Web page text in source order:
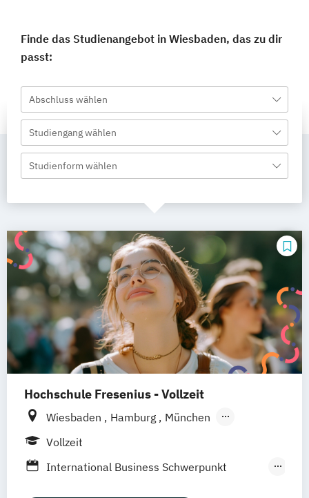
Finde das Studienangebot in Wiesbaden, das zu dir
passt:
Abschluss wählen
Studiengang wählen
Studienform wählen
Hochschule Fresenius - Vollzeit
Wiesbaden Hamburg
München
Düsseldorf
Wolfenbüttel Braunschweig Erfurt
Vollzeit
International Business Schwerpunkt